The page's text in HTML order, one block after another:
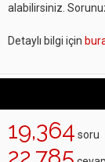
alabilirsiniz.
Detaylı bilgi için
19,364 soru